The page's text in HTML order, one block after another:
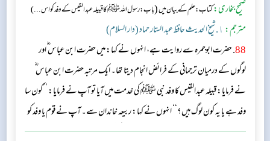
صحیح بخاری:کتاب: علم کے بیان میں(باب:رسول اللہ ﷺکا قبیلہ عبد القیس کے وفد کو اس ...)
مترجم: ١. شیخ الحدیث حافظ عبد الستار حماد (دار السلام)
88. حضرت ابوجمرہ سے روایت ہے، انہوں نے کہا: میں حضرت ابن عباس ؓ اور
لوگوں کے درمیان ترجمانی کے فرائض انجام دیتا تھا۔ ایک مرتبہ حضرت ابن عباس ؓ
نے فرمایا: قبیلہ عبدالقیس کا وفد نبی ﷺ کی خدمت میں آیا تو آپ نے فرمایا: ’’کون سا
وفد ہے یا یہ کون لوگ ہیں؟‘‘ انہوں نے کہا: ربیعہ خاندان سے۔ آپ نے قوم یا وفد کو
کہا: ’’خوش آمدید، نہ رسوا ہوئے اور نہ ندامت ہی کی کوئی بات ہے۔‘‘ انہوں نے